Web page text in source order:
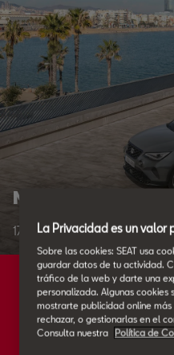
Nuevo SEAT Arona
17.09.2024
La Privacidad es un valor
Sobre las cookies: SEAT usa
guardar datos de tu actividad.
tráfico de la web y darte una
personalizada. Algunas
mostrarte publicidad online
rechazar, o gestionarlas en el
Consulta nuestra
Política de